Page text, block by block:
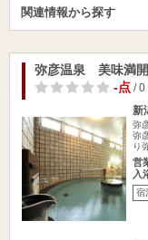
関連情報から探す
弥彦温泉 美味満
-点/ 0
新
弥
弥
り
営
入
宿